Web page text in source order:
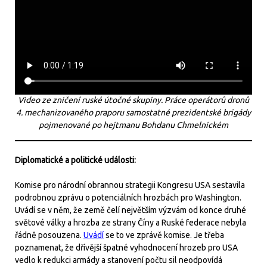
Video ze zničení ruské útočné skupiny. Práce operátorů dronů
4. mechanizovaného praporu samostatné prezidentské brigády
pojmenované po hejtmanu Bohdanu Chmelnickém
Diplomatické a politické události:
Komise pro národní obrannou strategii Kongresu USA sestavila
podrobnou zprávu o potenciálních hrozbách pro Washington.
Uvádí se v něm, že země čelí největším výzvám od konce druhé
světové války a hrozba ze strany Číny a Ruské federace nebyla
řádně posouzena. Uvádíse to ve zprávě komise. Je třeba
poznamenat, že dřívější špatné vyhodnocení hrozeb pro USA
vedlo k redukci armády a stanovení počtu sil neodpovídá